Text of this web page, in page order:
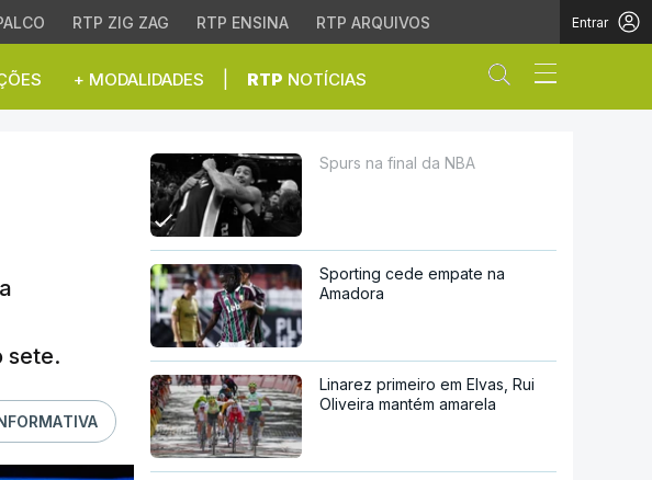
RTP ZIG ZAG RTP ENSINA RTP ARQUIVOS Entrar
+ MODALIDADES RTP NOTÍCIAS Abrir campo
sete.
Spurs na final da NBA
Sporting cede empate na
Amadora
Linarez primeiro em Elvas, Rui
Oliveira mantém amarela